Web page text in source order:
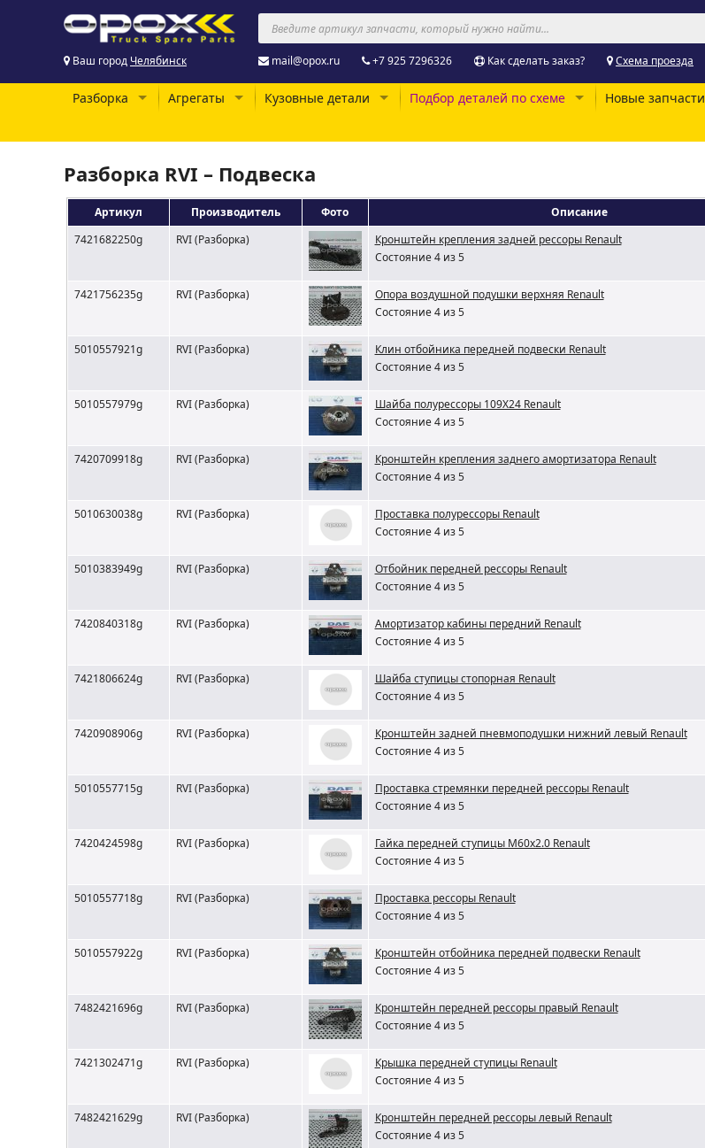
Ваш город Челябинск mail@opox.ru +7 925 7296326 Как сделать заказ? Схема проезда
Разборка Агрегаты Кузовные детали Подбор деталей по схеме Новые запчасти
Разборка RVI – Подвеска
Артикул Производитель Фото Описание
7421682250g
RVI (Разборка)
Кронштейн крепления задней рессоры Renault
Состояние 4 из 5
7421756235g RVI (Разборка)
Опора воздушной подушки верхняя Renault
Состояние 4 из 5
5010557921g RVI (Разборка)
Клин отбойника передней подвески Renault
Состояние 4 из 5
5010557979g RVI (Разборка)
Шайба полурессоры 109X24 Renault
Состояние 4 из 5
7420709918g RVI (Разборка)
Кронштейн крепления заднего амортизатора Renault
Состояние 4 из 5
5010630038g RVI (Разборка)
Проставка полурессоры Renault
Состояние 4 из 5
5010383949g RVI (Разборка)
Отбойник передней рессоры Renault
Состояние 4 из 5
7420840318g RVI (Разборка)
Амортизатор кабины передний Renault
Состояние 4 из 5
7421806624g RVI (Разборка)
Шайба ступицы стопорная Renault
Состояние 4 из 5
7420908906g RVI (Разборка)
Кронштейн задней пневмоподушки нижний левый Renault
Состояние 4 из 5
5010557715g RVI (Разборка)
Проставка стремянки передней рессоры Renault
Состояние 4 из 5
7420424598g RVI (Разборка)
Гайка передней ступицы M60x2.0 Renault
Состояние 4 из 5
5010557718g RVI (Разборка)
Проставка рессоры Renault
Состояние 4 из 5
5010557922g RVI (Разборка)
Кронштейн отбойника передней подвески Renault
Состояние 4 из 5
7482421696g RVI (Разборка)
Кронштейн передней рессоры правый Renault
Состояние 4 из 5
7421302471g RVI (Разборка)
Крышка передней ступицы Renault
Состояние 4 из 5
7482421629g RVI (Разборка)
Кронштейн передней рессоры левый Renault
Состояние 4 из 5